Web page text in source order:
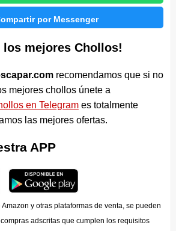
por Messenger
los mejores Chollos!
recomendamos que si no
mejores chollos únete a
en Telegrames totalmente
las mejores ofertas.
APP
y otras plataformas de venta, se pueden
adscritas que cumplen los requisitos